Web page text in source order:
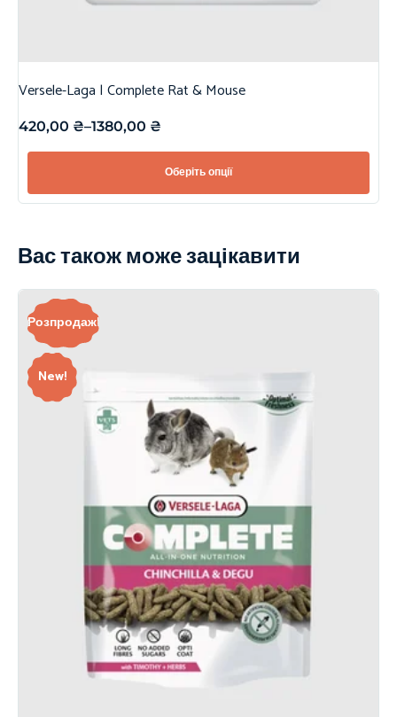
Versele-Laga | Complete Rat & Mouse
420,00 ₴–1380,00 ₴
Оберіть опції
Вас також може зацікавити
New!
Розпродаж!